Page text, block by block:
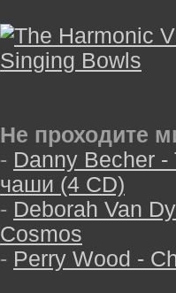
Не проходите
- Danny Becher
чаши (4 CD)
- Deborah Van
Cosmos
- Perry Wood -